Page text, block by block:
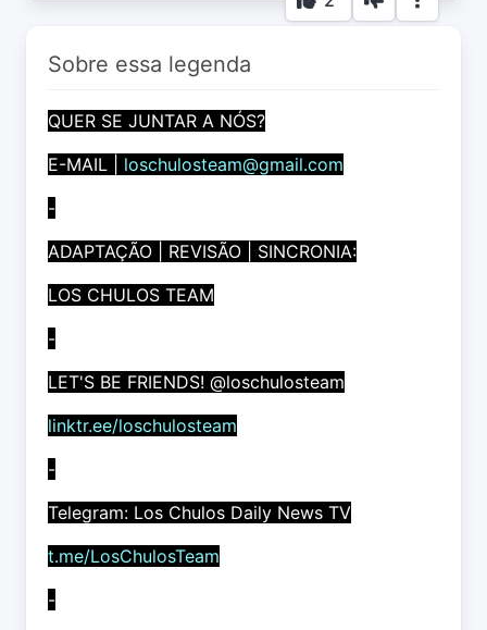
Sobre essa legenda
QUER SE JUNTAR A NÓS?
E-MAIL | loschulosteam@gmail.com
-
ADAPTAÇÃO | REVISÃO | SINCRONIA:
LOS CHULOS TEAM
-
LET'S BE FRIENDS! @loschulosteam
linktr.ee/loschulosteam
-
Telegram: Los Chulos Daily News TV
t.me/LosChulosTeam
-